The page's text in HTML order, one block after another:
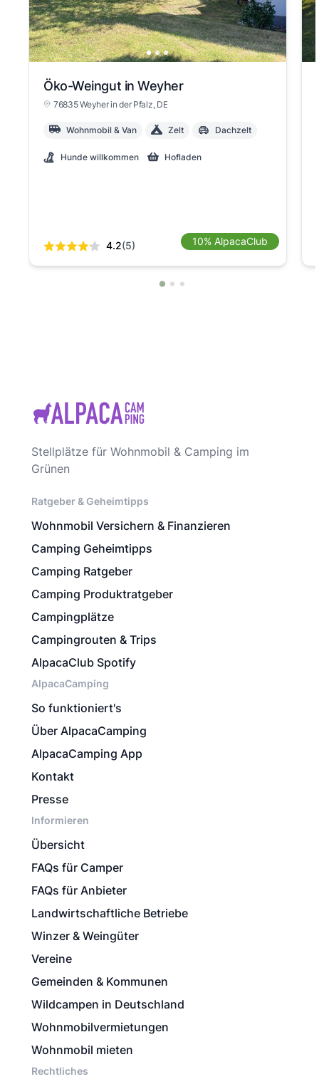
Öko-Weingut in Weyher
76835 Weyher in der Pfalz, DE
Wohnmobil & Van Zelt Dachzelt
Hunde willkommen Hofladen
4.2(5) 10% AlpacaClub
Stellplätze für Wohnmobil & Camping im
Grünen
Ratgeber & Geheimtipps
Wohnmobil Versichern & Finanzieren
Camping Geheimtipps
Camping Ratgeber
Camping Produktratgeber
Campingplätze
Campingrouten & Trips
AlpacaClub Spotify
AlpacaCamping
So funktioniert's
Über AlpacaCamping
AlpacaCamping App
Kontakt
Presse
Informieren
Übersicht
FAQs für Camper
FAQs für Anbieter
Landwirtschaftliche Betriebe
Winzer & Weingüter
Vereine
Gemeinden & Kommunen
Wildcampen in Deutschland
Wohnmobilvermietungen
Wohnmobil mieten
Rechtliches